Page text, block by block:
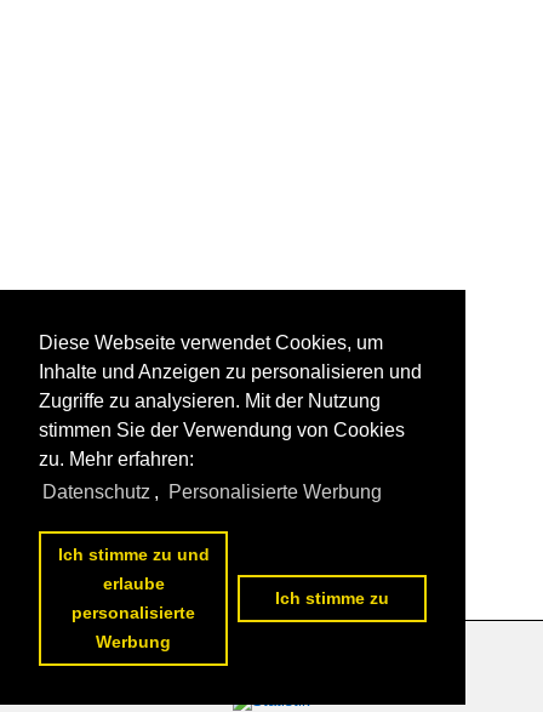
Datenschutzerklärung
Diese Webseite verwendet Cookies, um
Inhalte und Anzeigen zu personalisieren und
Zugriffe zu analysieren. Mit der Nutzung
stimmen Sie der Verwendung von Cookies
zu. Mehr erfahren:
Datenschutz , Personalisierte Werbung
Ich stimme zu und
erlaube
personalisierte
Werbung
Ich stimme zu